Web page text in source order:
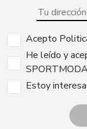
Acepto
He leído y
Estoy